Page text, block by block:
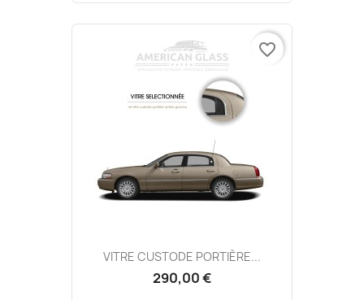
VITRE CUSTODE PORTIÈRE...
290,00 €
favorite_border